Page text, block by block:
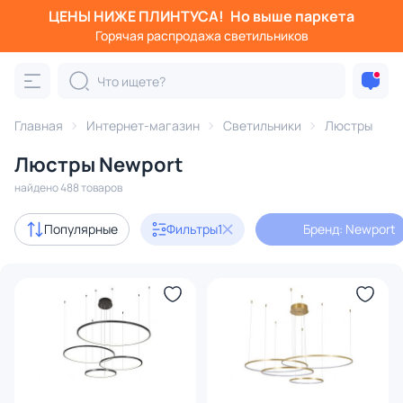
ЦЕНЫ НИЖЕ ПЛИНТУСА! Но выше паркета
Горячая распродажа светильников
Главная Интернет-магазин Светильники Люстры
Люстры Newport
найдено 488 товаров
Популярные Фильтры1 Бренд: Newport
Фильтры
Категория:
подвесные потолочные
с 3D-моделями
В наличии 389